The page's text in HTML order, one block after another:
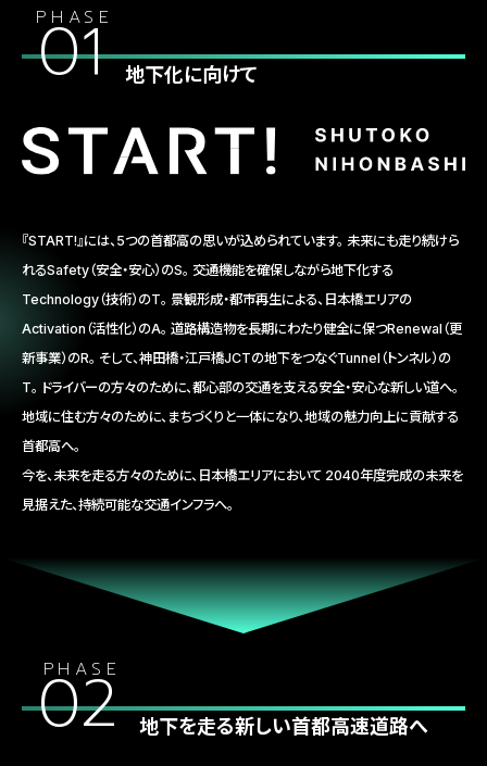
01 地下化に向けて
『START!』には、5つの首都高の思いが込められています。 未来にも走り続けら
れるSafety（安全・安心）のS。 交通機能を確保しながら地下化する
Technology（技術）のT。 景観形成・都市再生による、日本橋エリアの
Activation（活性化）のA。 道路構造物を長期にわたり健全に保つRenewal（更
新事業）のR。 そして、神田橋・江戸橋JCTの地下をつなぐTunnel（トンネル）の
T。 ドライバーの方々のために、都心部の交通を支える安全・安心な新しい道へ。
地域に住む方々のために、まちづくりと一体になり、地域の魅力向上に貢献する
首都高へ。
今を、未来を走る方々のために、日本橋エリアにおいて 2040年度完成の未来を
見据えた、持続可能な交通インフラへ。
02 地下を走る新しい首都高速道路へ